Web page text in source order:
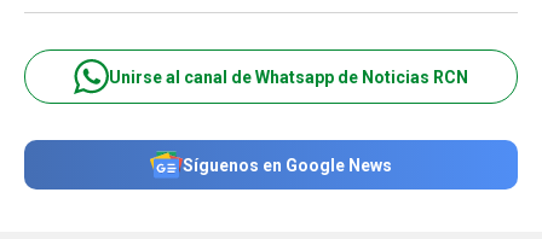
Unirse al canal de Whatsapp de Noticias RCN
Síguenos en Google News